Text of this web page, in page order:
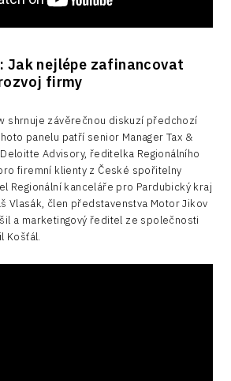
Jak nejlépe zafinancovat
firmy
shrnuje závěrečnou diskuzí předchozí
panelu patří senior Manager Tax &
Advisory, ředitelka Regionálního
firemní klienty z České spořitelny
Regionální kanceláře pro Pardubický kraj
Vlasák, člen představenstva Motor Jikov
a marketingový ředitel ze společnosti
Košťál.